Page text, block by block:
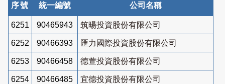
序號 統一編號 公司名稱
6251 90465943 筑暘投資股份有限公司
6252 90466393 匯力國際投資股份有限公司
6253 90466458 德萱投資股份有限公司
6254 90466485 宜德投資股份有限公司